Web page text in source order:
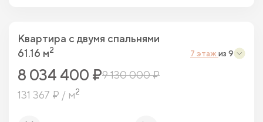
Квартира c двумя спальнями
61.16 м2 7 этаж из 9
8 034 400 ₽9 130 000 ₽
131 367 ₽ / м2